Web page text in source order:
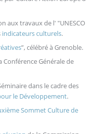
aux travaux de l' "UNESCO
indicateurs culturels.
”, célébré à Grenoble.
Conférence Générale de
dans le cadre des
le Développement.
Sommet Culture de